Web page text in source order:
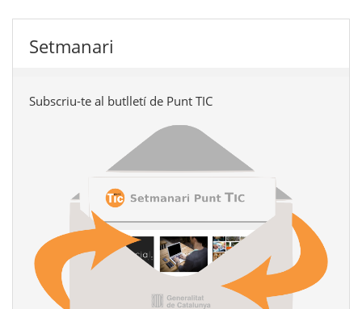
Setmanari
Subscriu-te al butlletí de Punt TIC